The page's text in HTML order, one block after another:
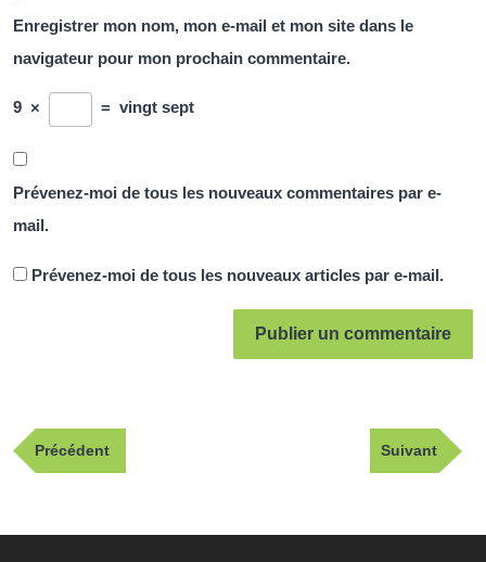
Enregistrer mon nom, mon e-mail et mon site dans le
navigateur pour mon prochain commentaire.
9 × = vingt sept
Prévenez-moi de tous les nouveaux commentaires par e-
mail.
Prévenez-moi de tous les nouveaux articles par e-mail.
Navigation
dePublication
précédente
Précédent
Article
suivant
Suivant